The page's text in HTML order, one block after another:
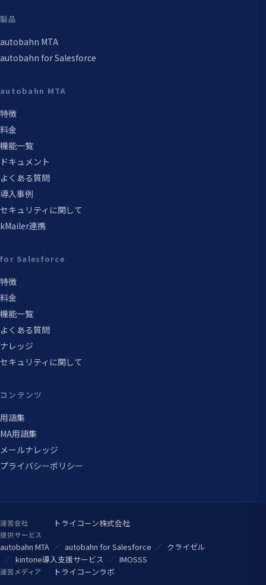
製品
autobahn MTA
autobahn for Salesforce
autobahn MTA
特徴
料金
機能一覧
ドキュメント
よくある質問
導入事例
セキュリティに関して
kMailer連携
for Salesforce
特徴
料金
機能一覧
よくある質問
ナレッジ
セキュリティに関して
コンテンツ
用語集
MA用語集
メールナレッジ
プライバシーポリシー
運営会社 トライコーン株式会社
提供サービス
autobahn MTA autobahn for Salesforce
クライゼル
kintone導入支援サービス
IMOSSS
運営メディア トライコーンラボ